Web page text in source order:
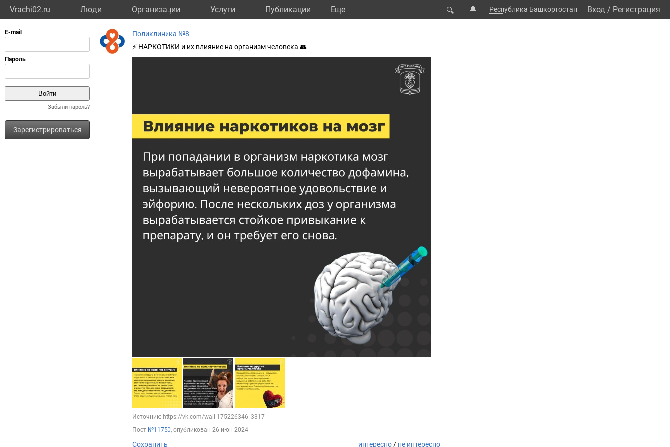
Vrachi02.ru Люди Организации Услуги Публикации Eще 🔍 🔔 Республика Башкортостан Вход / Регистрация
Забыли пароль?
Зарегистрироваться
Поликлиника №8
⚡ НАРКОТИКИ и их влияние на организм человека 👥
Источник: https://vk.com/wall-175226346_3317
Пост №11750, опубликован 26 июн 2024
Сохранить интересно / не интересно